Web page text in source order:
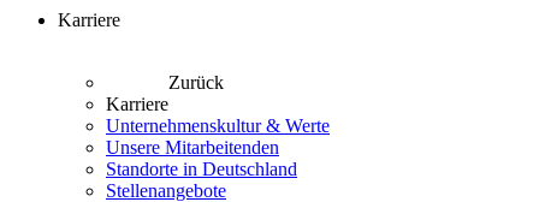
Karriere
Zurück
Karriere
Unternehmenskultur & Werte
Unsere Mitarbeitenden
Standorte in Deutschland
Stellenangebote